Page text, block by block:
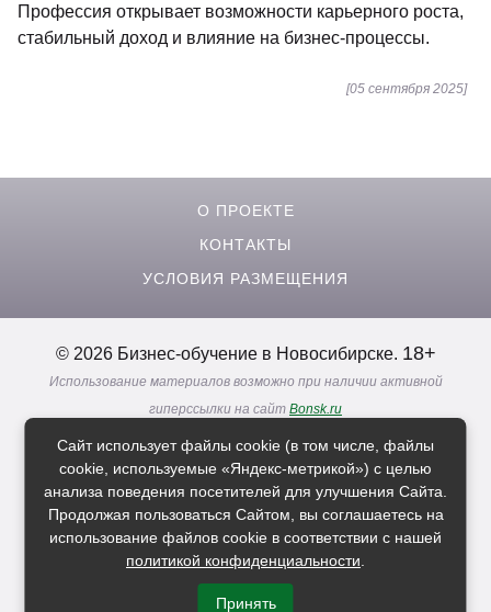
Профессия открывает возможности карьерного роста,
стабильный доход и влияние на бизнес-процессы.
[05 сентября 2025]
О ПРОЕКТЕ
КОНТАКТЫ
УСЛОВИЯ РАЗМЕЩЕНИЯ
© 2026 Бизнес-обучение в Новосибирске. 18+
Использование материалов возможно при наличии активной
гиперссылки на сайт Bonsk.ru
Реклама. Информация о рекламодателях по ссылкам
Политика в отношении обработки персональных данных
Расскажи друзьям о нас
Сайт использует файлы cookie (в том числе, файлы
cookie, используемые «Яндекс-метрикой») с целью
анализа поведения посетителей для улучшения Сайта.
Продолжая пользоваться Сайтом, вы соглашаетесь на
использование файлов cookie в соответствии с нашей
политикой конфиденциальности
Принять